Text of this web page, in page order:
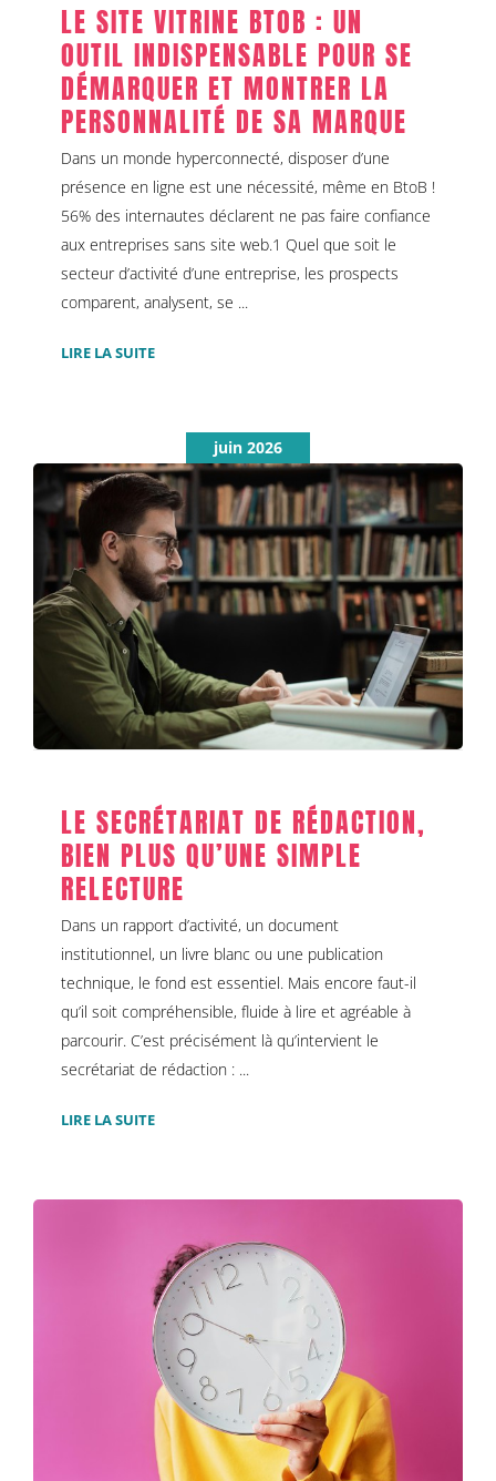
LE SITE VITRINE BTOB : UN
OUTIL INDISPENSABLE POUR SE
DÉMARQUER ET MONTRER LA
PERSONNALITÉ DE SA MARQUE
Dans un monde hyperconnecté, disposer d’une
présence en ligne est une nécessité, même en BtoB !
56% des internautes déclarent ne pas faire confiance
aux entreprises sans site web.1 Quel que soit le
secteur d’activité d’une entreprise, les prospects
comparent, analysent, se ...
LIRE LA SUITE
juin 2026
Le secrétariat de rédaction, bien
plus qu’une simple relecture
Rapport annuel & d'activité
Rédaction & production
LE SECRÉTARIAT DE RÉDACTION,
BIEN PLUS QU’UNE SIMPLE
RELECTURE
Dans un rapport d’activité, un document
institutionnel, un livre blanc ou une publication
technique, le fond est essentiel. Mais encore faut-il
qu’il soit compréhensible, fluide à lire et agréable à
parcourir. C’est précisément là qu’intervient le
secrétariat de rédaction : ...
LIRE LA SUITE
Communication : et si votre
principal problème n’était pas le
manque d’idées mais le manque de
temps ?
Communication stratégique